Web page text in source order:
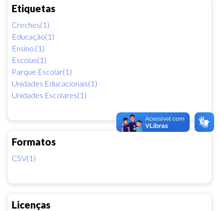
Etiquetas
Creches(1)
Educação(1)
Ensino.(1)
Escolas(1)
Parque Escolar(1)
Unidades Educacionais(1)
Unidades Escolares(1)
Formatos
CSV(1)
Licenças